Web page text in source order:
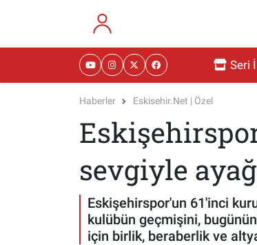
Seri
Haberler Eskisehir.net | Özel
sevgiyle
Eskişehirspor'un 61'inci
kulübün geçmişini,
için birlik, beraberlik ve
RESMİ İLANLAR
MAGAZİN
Eskişehir Nöbetçi Eczaneler
Eskişehir Namaz Vakitleri
Eskişehir Trafik Yoğunluk Haritası
Süper Lig Puan Durumu ve Fikstür
Tüm Manşetler